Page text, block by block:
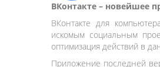
ВКонтакте – новейшее
ВКонтакте для
искомым социальным
оптимизация действий в
Приложение последней